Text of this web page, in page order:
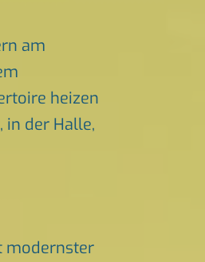
am
heizen
in der Halle,
modernster